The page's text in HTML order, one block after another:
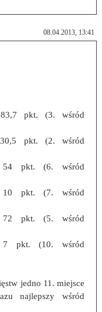
08.04.2013, 13:41
pkt. (3. wśród
pkt. (2. wśród
54 pkt. (6. wśród
10 pkt. (7. wśród
72 pkt. (5. wśród
7 pkt. (10. wśród
jedno 11. miejsce
najlepszy wśród